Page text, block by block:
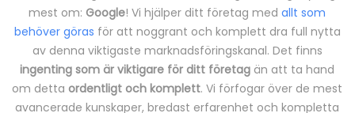
mest om: Google! Vi hjälper ditt företag med allt som
behöver göras för att noggrant och komplett dra full nytta
av denna viktigaste marknadsföringskanal. Det finns
ingenting som är viktigare för ditt företag än att ta hand
om detta ordentligt och komplett. Vi förfogar över de mest
avancerade kunskaper, bredast erfarenhet och kompletta